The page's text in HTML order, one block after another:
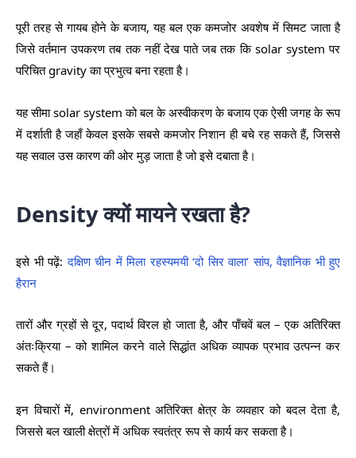
पूरी तरह से गायब होने के बजाय, यह बल एक कमजोर अवशेष में सिमट जाता है
जिसे वर्तमान उपकरण तब तक नहीं देख पाते जब तक कि solar system पर
परिचित gravity का प्रभुत्व बना रहता है।
यह सीमा solar system को बल के अस्वीकरण के बजाय एक ऐसी जगह के रूप
में दर्शाती है जहाँ केवल इसके सबसे कमजोर निशान ही बचे रह सकते हैं, जिससे
यह सवाल उस कारण की ओर मुड़ जाता है जो इसे दबाता है।
Density क्यों मायने रखता है?
इसे भी पढ़ें:दक्षिण चीन में मिला रहस्यमयी ‘दो सिर वाला’ सांप, वैज्ञानिक भी हुए
हैरान
तारों और ग्रहों से दूर, पदार्थ विरल हो जाता है, और पाँचवें बल – एक अतिरिक्त
अंतःक्रिया – को शामिल करने वाले सिद्धांत अधिक व्यापक प्रभाव उत्पन्न कर
सकते हैं।
इन विचारों में, environment अतिरिक्त क्षेत्र के व्यवहार को बदल देता है,
जिससे बल खाली क्षेत्रों में अधिक स्वतंत्र रूप से कार्य कर सकता है।